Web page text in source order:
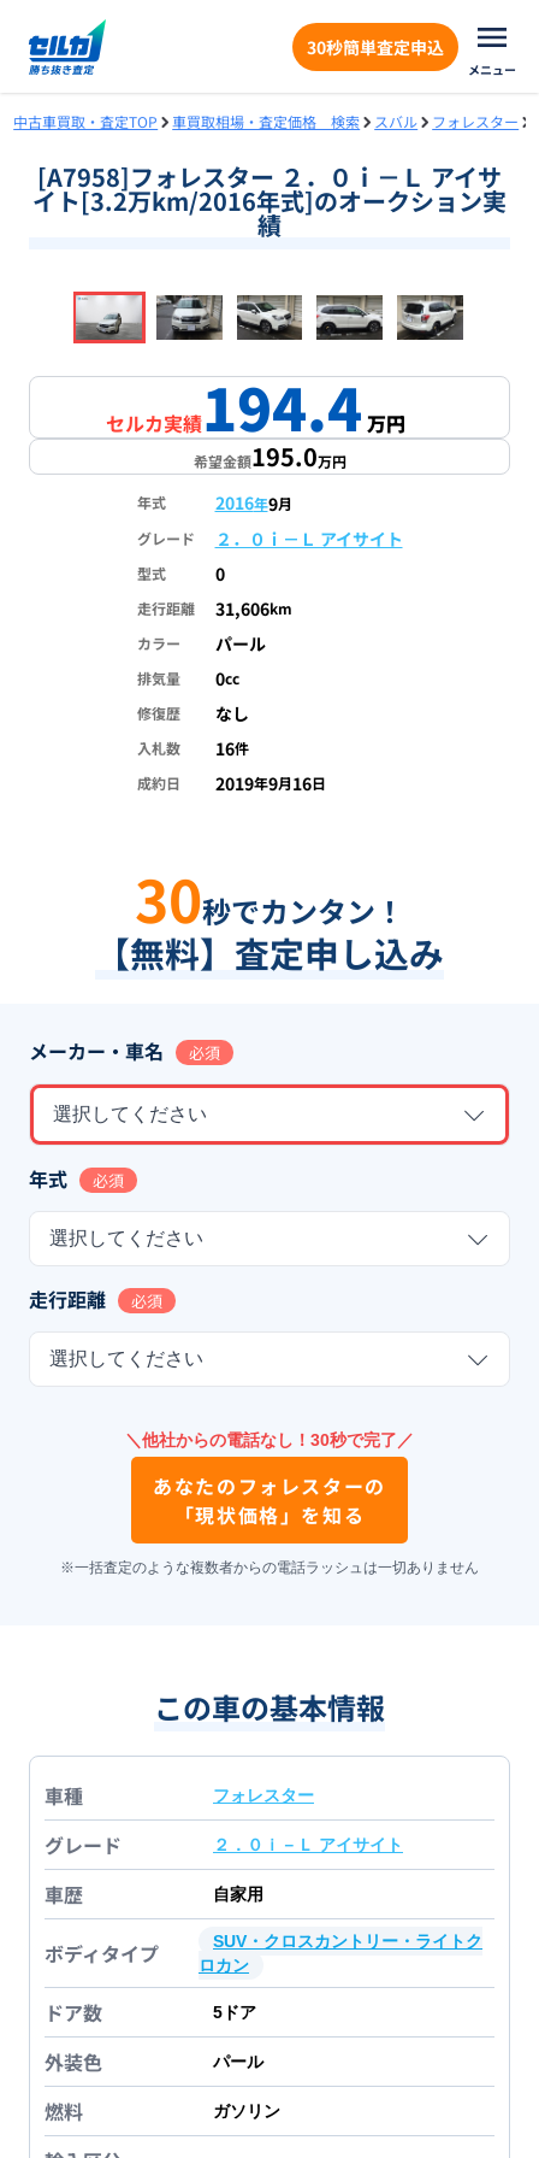
30秒簡単査定申込
メニュー
中古車買取・査定TOP 車買取相場・査定価格 検索 スバル フォレスター
[A7958]フォレスター ２．０ｉ－Ｌ アイサ
イト[3.2万km/2016年式]のオークション実
績
1/16
セルカ実績194.4万円
希望金額195.0万円
年式 2016年9月
グレード
２．０ｉ－Ｌ アイサイト
型式 0
走行距離 31,606km
カラー
パール
排気量 0cc
修復歴
なし
入札数 16件
成約日
2019年9月16日
30秒でカンタン！
【無料】査定申し込み
メーカー・車名 必須
選択してください
年式 必須
選択してください
走行距離 必須
選択してください
＼他社からの電話なし！30秒で完了／
あなたの フォレスターの
「現状価格」を知る
※一括査定のような複数者からの電話ラッシュは一切ありません
この車の基本情報
車種 フォレスター
グレード ２．０ｉ－Ｌ アイサイト
車歴 自家用
ボディタイプ
SUV・クロスカントリー・ライトク
ロカン
ドア数 5 ドア
外装色 パール
燃料 ガソリン